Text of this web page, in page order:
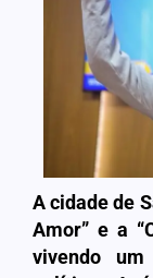
A cidade de
Amor” e a
vivendo